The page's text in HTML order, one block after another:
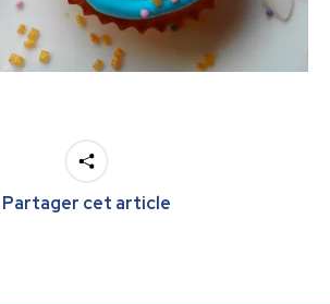
Partager cet article